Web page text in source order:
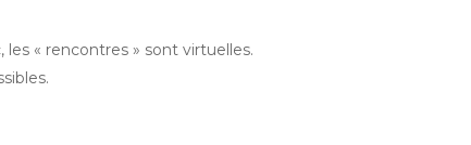
« rencontres » sont virtuelles.